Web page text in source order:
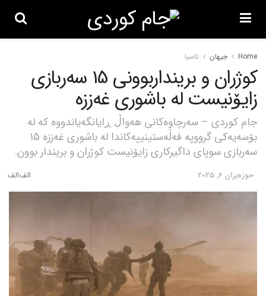
Home جیهان ئاسیا
کوژران و برینداربوونی 15 سەربازی
زایۆنیست لە باشوری غەززە
جام کوردی – سەرچاوەکانی هەواڵ ڕایانگەیاندووە کە لە
بۆسەیەکی گرووپە فەڵەستینییەکاندا لە باشوری غەززە 15
سەربازی سوپای داگیرکاری زایۆنیست کوژران و بریندار بوون.
حوزه‌یران 6, 2025